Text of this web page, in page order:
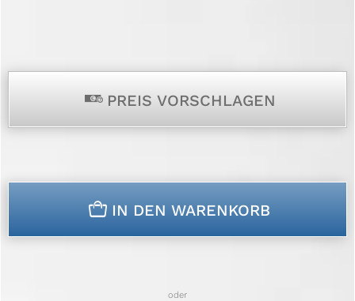
p PREIS VORSCHLAGEN
n IN DEN WARENKORB
oder